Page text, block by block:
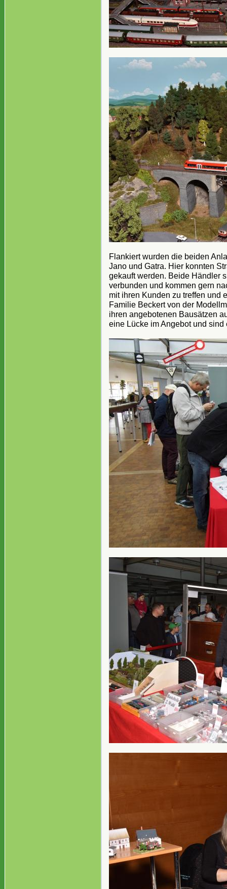
Flankiert wurden die beiden
Jano und Gatra. Hier konnten
gekauft werden. Beide Händler
verbunden und kommen gern
mit ihren Kunden zu treffen und
Familie Beckert von der
ihren angebotenen Bausätzen
eine Lücke im Angebot und